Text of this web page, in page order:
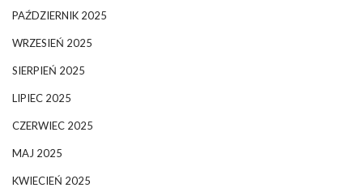
PAŹDZIERNIK 2025
WRZESIEŃ 2025
SIERPIEŃ 2025
LIPIEC 2025
CZERWIEC 2025
MAJ 2025
KWIECIEŃ 2025